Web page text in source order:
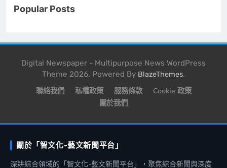
Popular Posts
Digital Newspaper - Multipurpose News WordPress
Theme 2026. Powered By BlazeThemes.
聯絡我們 私權政策 服務條款
Cookie 政策
關於我們
關於「智文化-藝文新聞平台」
深耕綜合領域的「智文化-藝文新聞平台」，聚焦綜合新聞與深度